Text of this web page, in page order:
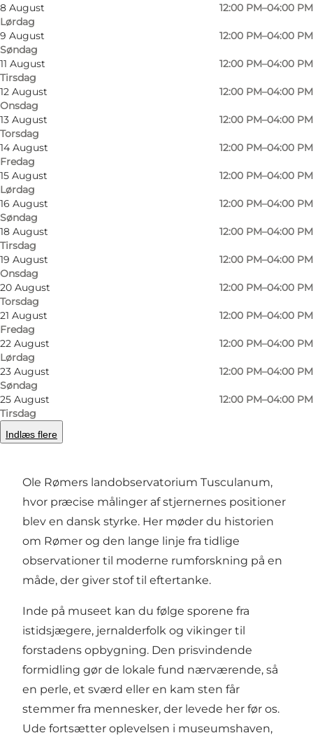
8 August
Lørdag
12:00 PM–04:00 PM
9 August
Søndag
12:00 PM–04:00 PM
11 August
Tirsdag
12:00 PM–04:00 PM
12 August
Onsdag
12:00 PM–04:00 PM
13 August
Torsdag
12:00 PM–04:00 PM
14 August
Fredag
12:00 PM–04:00 PM
15 August
Lørdag
12:00 PM–04:00 PM
16 August
Søndag
12:00 PM–04:00 PM
18 August
Tirsdag
12:00 PM–04:00 PM
19 August
Onsdag
12:00 PM–04:00 PM
20 August
Torsdag
12:00 PM–04:00 PM
21 August
Fredag
12:00 PM–04:00 PM
22 August
Lørdag
12:00 PM–04:00 PM
23 August
Søndag
12:00 PM–04:00 PM
25 August
Tirsdag
12:00 PM–04:00 PM
Indlæs flere
©Kroppedal Museum
Foto:
©
Kroppedal Museum i Taastrup ligger i hjertet af
Vestskoven og forener tre stærke spor:
astronomi, arkæologi og nyere tid. Museet
bærer det nationale ansvar for dansk
Ole Rømers landobservatorium Tusculanum,
hvor præcise målinger af stjernernes positioner
blev en dansk styrke. Her møder du historien
om Rømer og den lange linje fra tidlige
observationer til moderne rumforskning på en
måde, der giver stof til eftertanke.
Inde på museet kan du følge sporene fra
istidsjægere, jernalderfolk og vikinger til
forstadens opbygning. Den prisvindende
formidling gør de lokale fund nærværende, så
en perle, et sværd eller en kam sten får
stemmer fra mennesker, der levede her før os.
Ude fortsætter oplevelsen i museumshaven,